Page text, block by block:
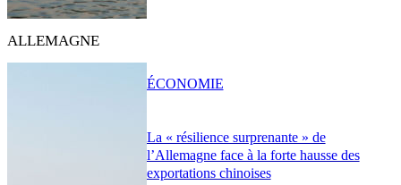
ALLEMAGNE
La « résilience surprenante » de
l’Allemagne face à la forte hausse des
exportations chinoises
ÉCONOMIE